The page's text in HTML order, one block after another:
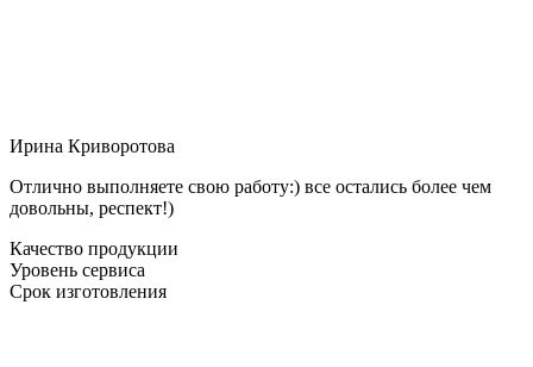
Ирина Криворотова
Отлично выполняете свою работу:) все остались более чем
довольны, респект!)
Качество продукции
Уровень сервиса
Срок изготовления